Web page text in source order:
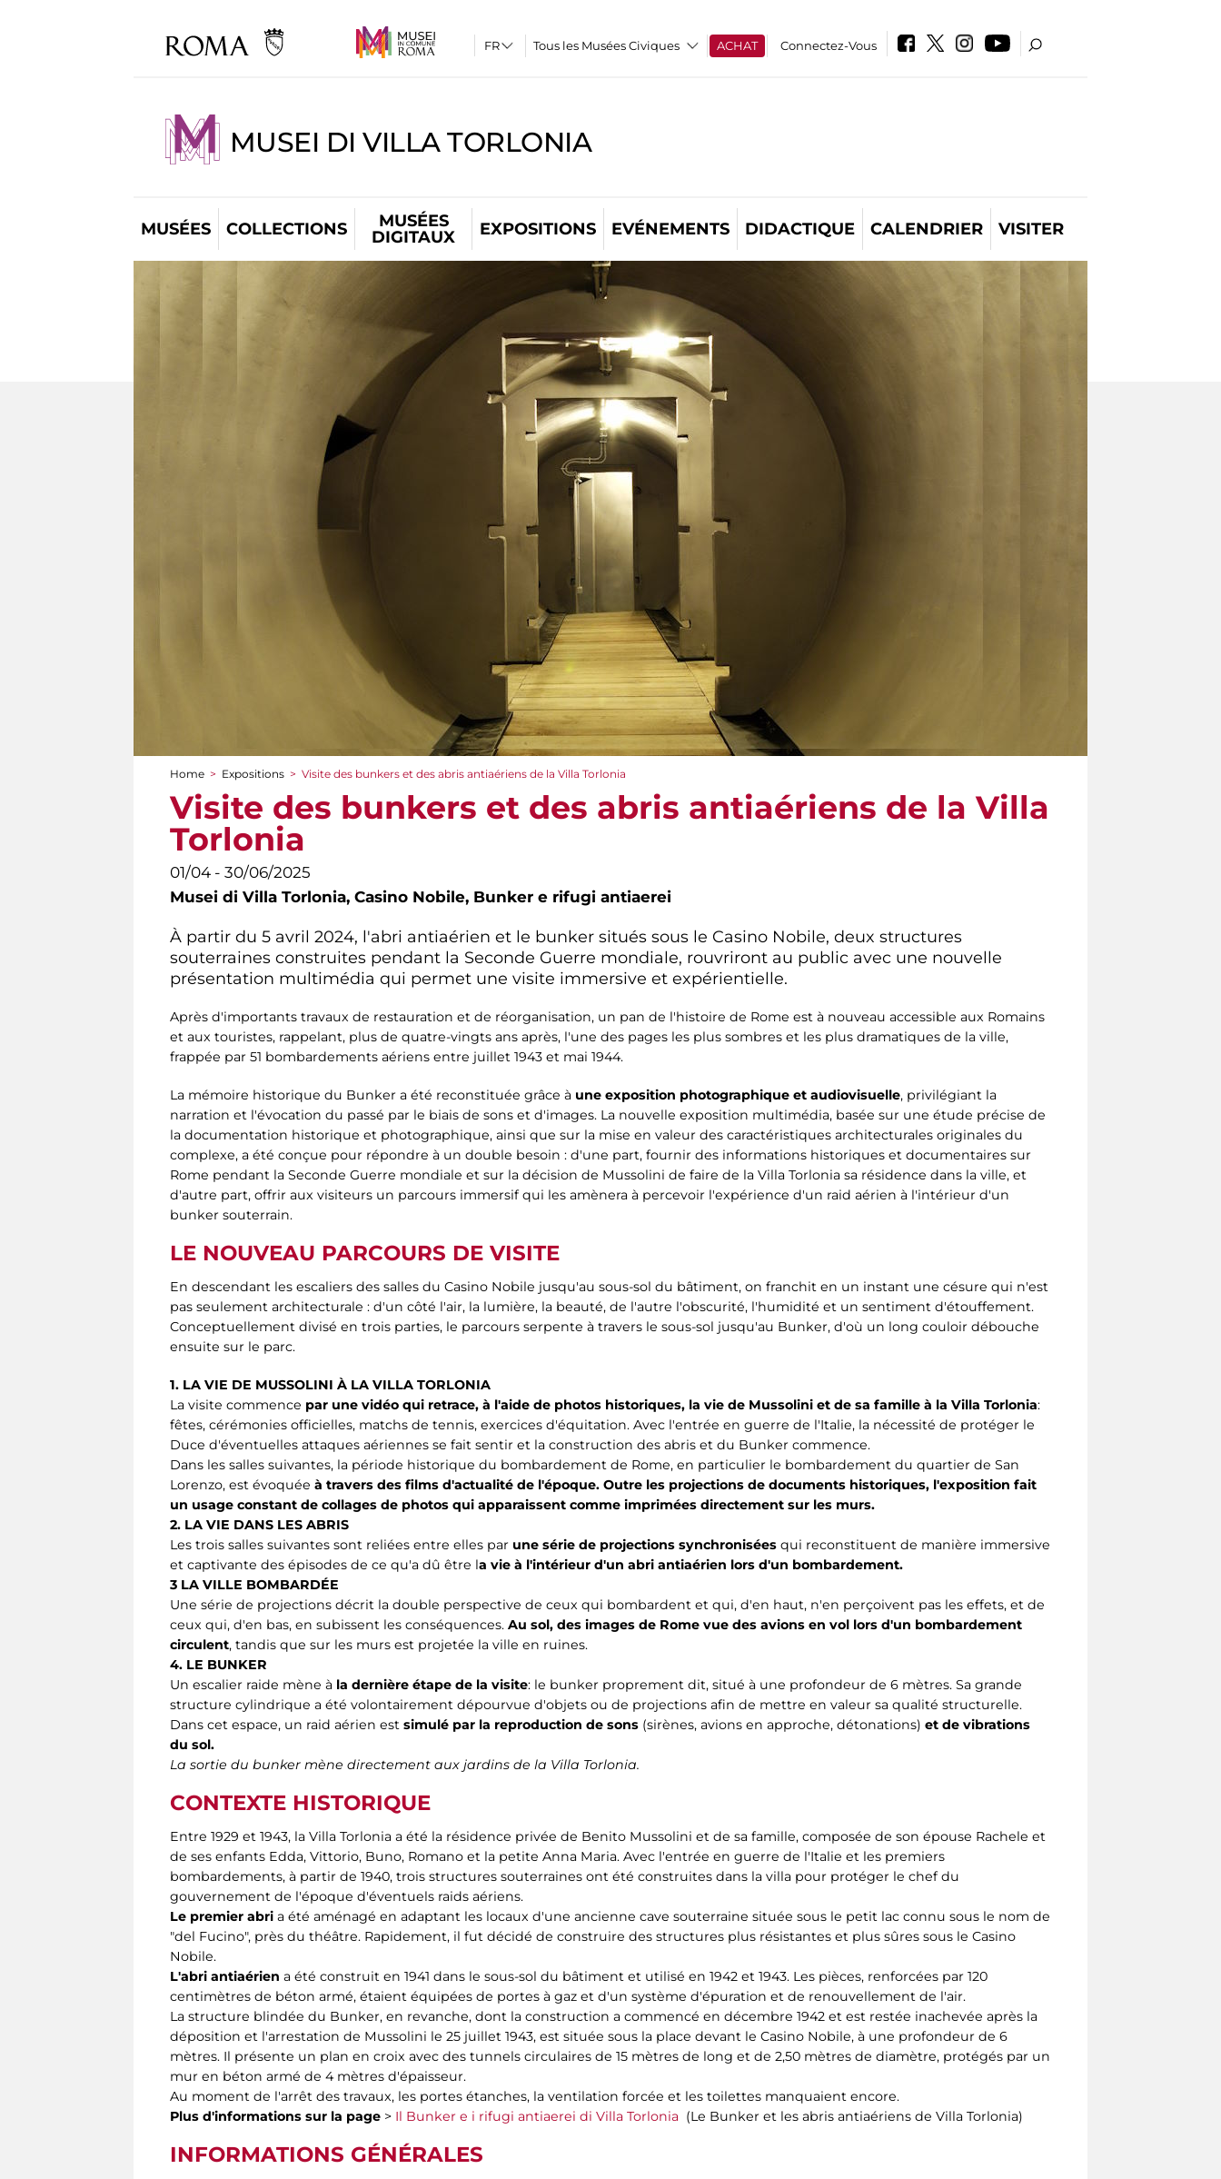
Tous les Musées Civiques ACHAT Connectez-Vous
MUSEI DI VILLA TORLONIA
MUSÉES COLLECTIONS
MUSÉES
DIGITAUX
EXPOSITIONS EVÉNEMENTS DIDACTIQUE CALENDRIER VISITER
You are here
Home > Expositions > Visite des bunkers et des abris antiaériens de la Villa Torlonia
Visite des bunkers et des abris antiaériens de la Villa
Torlonia
01/04 - 30/06/2025
Musei di Villa Torlonia, Casino Nobile, Bunker e rifugi antiaerei
À partir du 5 avril 2024, l'abri antiaérien et le bunker situés sous le Casino Nobile, deux structures
souterraines construites pendant la Seconde Guerre mondiale, rouvriront au public avec une nouvelle
présentation multimédia qui permet une visite immersive et expérientielle.
Après d'importants travaux de restauration et de réorganisation, un pan de l'histoire de Rome est à nouveau accessible aux Romains
et aux touristes, rappelant, plus de quatre-vingts ans après, l'une des pages les plus sombres et les plus dramatiques de la ville,
frappée par 51 bombardements aériens entre juillet 1943 et mai 1944.
La mémoire historique du Bunker a été reconstituée grâce à une exposition photographique et audiovisuelle, privilégiant la
narration et l'évocation du passé par le biais de sons et d'images. La nouvelle exposition multimédia, basée sur une étude précise de
la documentation historique et photographique, ainsi que sur la mise en valeur des caractéristiques architecturales originales du
complexe, a été conçue pour répondre à un double besoin : d'une part, fournir des informations historiques et documentaires sur
Rome pendant la Seconde Guerre mondiale et sur la décision de Mussolini de faire de la Villa Torlonia sa résidence dans la ville, et
d'autre part, offrir aux visiteurs un parcours immersif qui les amènera à percevoir l'expérience d'un raid aérien à l'intérieur d'un
bunker souterrain.
LE NOUVEAU PARCOURS DE VISITE
En descendant les escaliers des salles du Casino Nobile jusqu'au sous-sol du bâtiment, on franchit en un instant une césure qui n'est
pas seulement architecturale : d'un côté l'air, la lumière, la beauté, de l'autre l'obscurité, l'humidité et un sentiment d'étouffement.
Conceptuellement divisé en trois parties, le parcours serpente à travers le sous-sol jusqu'au Bunker, d'où un long couloir débouche
ensuite sur le parc.
1. LA VIE DE MUSSOLINI À LA VILLA TORLONIA
La visite commence par une vidéo qui retrace, à l'aide de photos historiques, la vie de Mussolini et de sa famille à la Villa Torlonia:
fêtes, cérémonies officielles, matchs de tennis, exercices d'équitation. Avec l'entrée en guerre de l'Italie, la nécessité de protéger le
Duce d'éventuelles attaques aériennes se fait sentir et la construction des abris et du Bunker commence.
Dans les salles suivantes, la période historique du bombardement de Rome, en particulier le bombardement du quartier de San
Lorenzo, est évoquée à travers des films d'actualité de l'époque. Outre les projections de documents historiques, l'exposition fait
un usage constant de collages de photos qui apparaissent comme imprimées directement sur les murs.
2. LA VIE DANS LES ABRIS
Les trois salles suivantes sont reliées entre elles par une série de projections synchronisées qui reconstituent de manière immersive
et captivante des épisodes de ce qu'a dû être la vie à l'intérieur d'un abri antiaérien lors d'un bombardement.
3 LA VILLE BOMBARDÉE
Une série de projections décrit la double perspective de ceux qui bombardent et qui, d'en haut, n'en perçoivent pas les effets, et de
ceux qui, d'en bas, en subissent les conséquences. Au sol, des images de Rome vue des avions en vol lors d'un bombardement
circulent, tandis que sur les murs est projetée la ville en ruines.
4. LE BUNKER
Un escalier raide mène à la dernière étape de la visite: le bunker proprement dit, situé à une profondeur de 6 mètres. Sa grande
structure cylindrique a été volontairement dépourvue d'objets ou de projections afin de mettre en valeur sa qualité structurelle.
Dans cet espace, un raid aérien est simulé par la reproduction de sons (sirènes, avions en approche, détonations) et de vibrations
du sol.
La sortie du bunker mène directement aux jardins de la Villa Torlonia.
CONTEXTE HISTORIQUE
Entre 1929 et 1943, la Villa Torlonia a été la résidence privée de Benito Mussolini et de sa famille, composée de son épouse Rachele et
de ses enfants Edda, Vittorio, Buno, Romano et la petite Anna Maria. Avec l'entrée en guerre de l'Italie et les premiers
bombardements, à partir de 1940, trois structures souterraines ont été construites dans la villa pour protéger le chef du
gouvernement de l'époque d'éventuels raids aériens.
Le premier abri a été aménagé en adaptant les locaux d'une ancienne cave souterraine située sous le petit lac connu sous le nom de
"del Fucino", près du théâtre. Rapidement, il fut décidé de construire des structures plus résistantes et plus sûres sous le Casino
Nobile.
L'abri antiaérien a été construit en 1941 dans le sous-sol du bâtiment et utilisé en 1942 et 1943. Les pièces, renforcées par 120
centimètres de béton armé, étaient équipées de portes à gaz et d'un système d'épuration et de renouvellement de l'air.
La structure blindée du Bunker, en revanche, dont la construction a commencé en décembre 1942 et est restée inachevée après la
déposition et l'arrestation de Mussolini le 25 juillet 1943, est située sous la place devant le Casino Nobile, à une profondeur de 6
mètres. Il présente un plan en croix avec des tunnels circulaires de 15 mètres de long et de 2,50 mètres de diamètre, protégés par un
mur en béton armé de 4 mètres d'épaisseur.
Au moment de l'arrêt des travaux, les portes étanches, la ventilation forcée et les toilettes manquaient encore.
Plus d'informations sur la page > Il Bunker e i rifugi antiaerei di Villa Torlonia (Le Bunker et les abris antiaériens de Villa Torlonia)
INFORMATIONS GÉNÉRALES